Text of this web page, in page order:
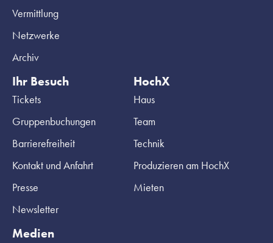
Vermittlung
Netzwerke
Archiv
Ihr Besuch
Tickets
Gruppenbuchungen
Barrierefreiheit
Kontakt und Anfahrt
Presse
Newsletter
HochX
Haus
Team
Technik
Produzieren am HochX
Mieten
Medien